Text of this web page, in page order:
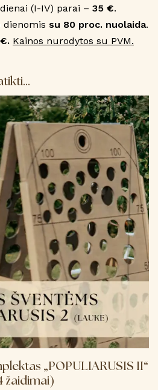
(I-IV) parai – 35 €.
dienomis su 80 proc. nuolaida.
Kainos nurodytos su PVM.
„POPULIARUSIS II“
žaidimai)